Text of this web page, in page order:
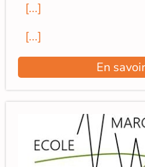
[...]
[...]
En